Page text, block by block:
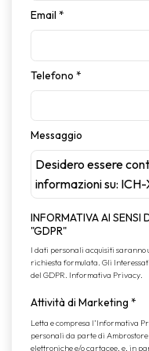
Email *
Telefono *
Messaggio
INFORMATIVA AI SENSI
"GDPR"
I dati personali acquisiti saranno
richiesta formulata. Gli
del GDPR. Informativa Privacy.
Attività di Marketing *
Letta e compresa l’Informativa
personali da parte di
elettroniche e/o cartacee, e, in